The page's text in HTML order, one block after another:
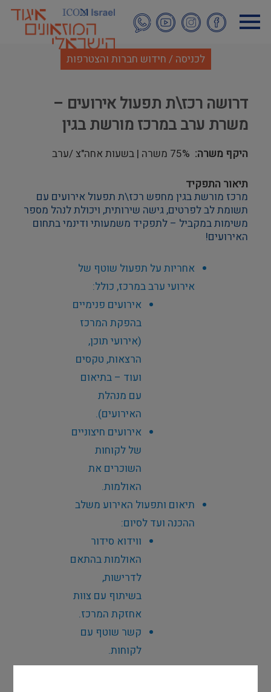
לתוכן
העיקרי
לכניסה / חידוש חברות והצטרפות
דרושה רכז\ת תפעול אירועים –
משרת ערב במרכז מורשת בגין
היקף משרה 75% משרה | בשעות אחה"צ /ערב
תיאור התפקיד
מרכז מורשת בגין מחפש רכז\ת תפעול אירועים עם
תשומת לב לפרטים, גישה שירותית, ויכולת לנהל מספר
משימות במקביל – לתפקיד משמעותי ודינמי בתחום
האירועים!
אחריות על תפעול שוטף של
אירועי ערב במרכז, כולל:
אירועים פנימיים
בהפקת המרכז
(אירועי תוכן,
הרצאות, טקסים
ועוד – בתיאום
עם מנהלת
האירועים).
אירועים חיצוניים
של לקוחות
השוכרים את
האולמות.
תיאום ותפעול האירוע משלב
ההכנה ועד לסיום:
ווידוא סידור
האולמות בהתאם
לדרישות,
בשיתוף עם צוות
אחזקת המרכז.
קשר שוטף עם
לקוחות.
קשר שוטף עם